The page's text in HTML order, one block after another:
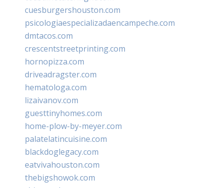
cuesburgershouston.com
psicologiaespecializadaencampeche.com
dmtacos.com
crescentstreetprinting.com
hornopizza.com
driveadragster.com
hematologa.com
lizaivanov.com
guesttinyhomes.com
home-plow-by-meyer.com
palatelatincuisine.com
blackdoglegacy.com
eatvivahouston.com
thebigshowok.com